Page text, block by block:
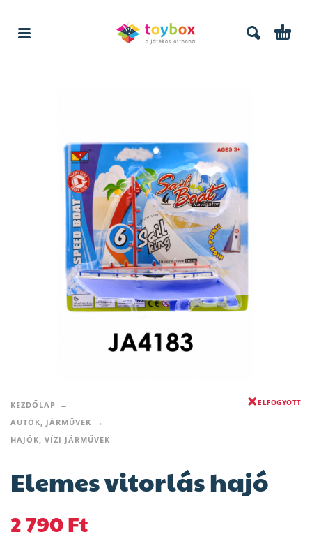
KEZDŐLAP
AUTÓK, JÁRMŰVEK
HAJÓK, VÍZI JÁRMŰVEK
ELFOGYOTT
Elemes vitorlás hajó
2 790Ft